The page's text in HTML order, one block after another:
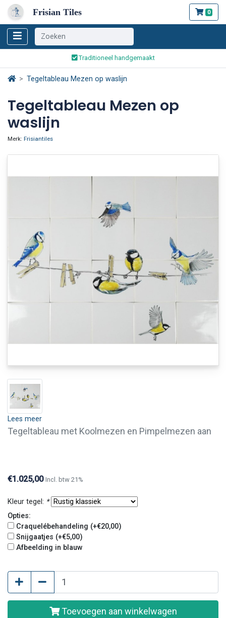
Frisian Tiles 0
Traditioneel handgemaakt
Veilig bestellen en betalen
Tegeltableau Mezen op waslijn
Tegeltableau Mezen op
waslijn
Merk: Frisiantiles
Lees meer
Tegeltableau met Koolmezen en Pimpelmezen aan
€1.025,00 Incl. btw 21%
Kleur tegel: *
Opties:
Craquelébehandeling (+€20,00)
Snijgaatjes (+€5,00)
Afbeelding in blauw
Toevoegen aan winkelwagen